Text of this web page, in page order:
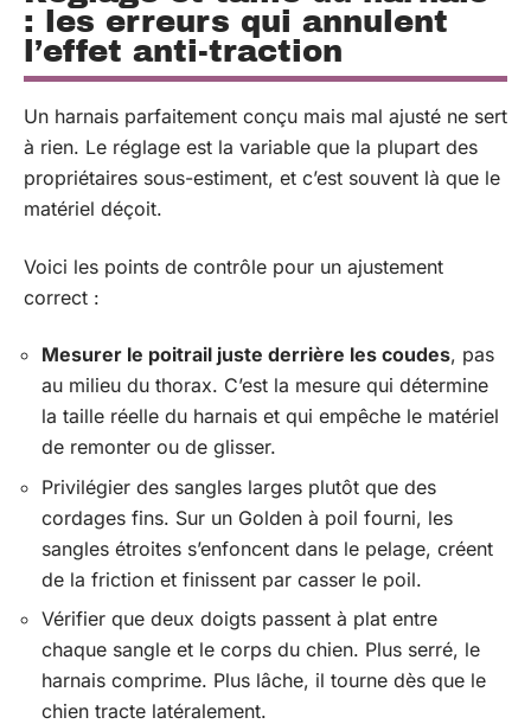
: les erreurs qui annulent
l’effet anti-traction
Un harnais parfaitement conçu mais mal ajusté ne sert
à rien. Le réglage est la variable que la plupart des
propriétaires sous-estiment, et c’est souvent là que le
matériel déçoit.
Voici les points de contrôle pour un ajustement
correct :
Mesurer le poitrail juste derrière les coudes, pas
au milieu du thorax. C’est la mesure qui détermine
la taille réelle du harnais et qui empêche le matériel
de remonter ou de glisser.
Privilégier des sangles larges plutôt que des
cordages fins. Sur un Golden à poil fourni, les
sangles étroites s’enfoncent dans le pelage, créent
de la friction et finissent par casser le poil.
Vérifier que deux doigts passent à plat entre
chaque sangle et le corps du chien. Plus serré, le
harnais comprime. Plus lâche, il tourne dès que le
chien tracte latéralement.